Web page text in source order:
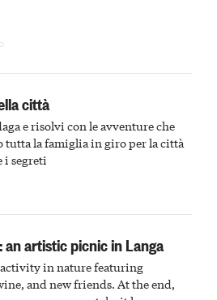
città
e risolvi con le avventure che
tutta la famiglia in giro per la città
i segreti
an artistic picnic in Langa
in nature featuring
and new friends. At the end,